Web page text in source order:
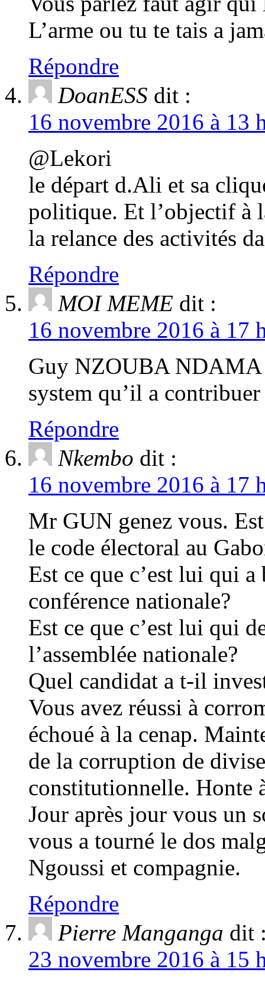
L’arme ou tu te tais a
Répondre
DoanESS dit :
16 novembre 2016 à 13
@Lekori
le départ d.Ali et sa
politique. Et l’objectif à
la relance des activités
Répondre
MOI MEME dit :
16 novembre 2016 à 17
Guy NZOUBA NDAMA
system qu’il a
Répondre
Nkembo dit :
16 novembre 2016 à 17
Mr GUN genez vous.
le code électoral au
Est ce que c’est lui qui
conférence nationale?
Est ce que c’est lui qui
l’assemblée nationale?
Quel candidat a t-il
Vous avez réussi à
échoué à la cenap.
de la corruption de
constitutionnelle. Honte
Jour après jour vous un
vous a tourné le dos
Ngoussi et compagnie.
Répondre
Pierre Manganga dit
23 novembre 2016 à 15